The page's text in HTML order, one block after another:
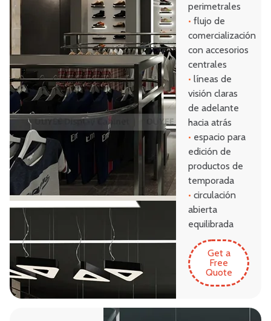
perimetrales
• flujo de
comercialización
con accesorios
centrales
• líneas de
visión claras
de adelante
hacia atrás
• espacio para
edición de
productos de
temporada
• circulación
abierta
equilibrada
Get a
Free
Quote